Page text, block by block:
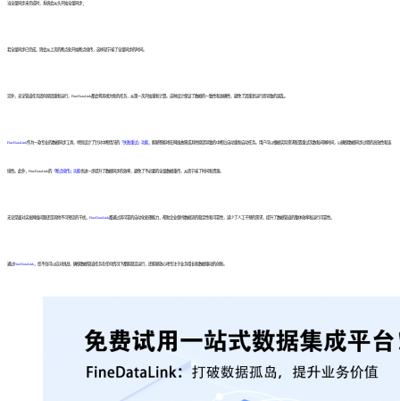
当全量同步未完成时，系统会从头开始全量同步；
若全量同步已完成，则会从上次的断点处开始断点续传，这样就节省了全量同步的时间。
另外，无论管道任务因何原因重新运行，FineDataLink都会将其视为新的任务，从第一次开始重新计算。这种设计保证了数据的一致性和准确性，避免了因重复运行而导致的混乱。
FineDataLink作为一款专业的数据同步工具，特别设计了针对中断情况的 「失败重试」功能，能够智能地在网络故障或其他原因导致的中断后自动重新启动任务。用户可以根据实际需求配置重试次数和间隔时间，以确保数据同步过程的高效性和连
续性。此外，FineDataLink的 「断点续传」功能也进一步提升了数据同步的效率，避免了不必要的全量数据重传，从而节省了时间和资源。
无论是面对突发网络问题还是其他不可预见的干扰， FineDataLink都通过其可靠的自动化处理能力，帮助企业保持数据流的稳定性和可靠性，减少了人工干预的需求，提升了数据管道的整体效率和运行可靠性。
通过FineDataLink ，您不仅可以应对挑战，确保数据管道任务在任何情况下都能稳定运行，还能够放心地专注于业务增长和数据驱动的创新。